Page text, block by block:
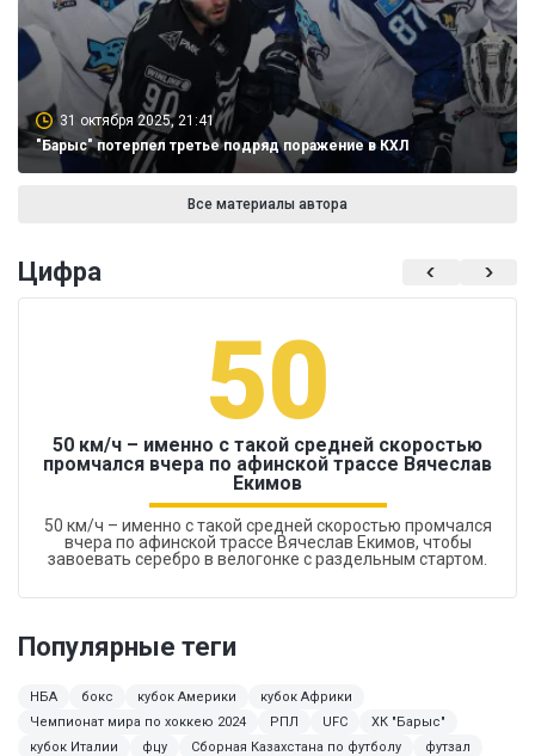
31 октября 2025, 21:41
"Барыс" потерпел третье подряд поражение в КХЛ
Все материалы автора
Цифра
50
50 км/ч – именно с такой средней скоростью
промчался вчера по афинской трассе Вячеслав
Екимов
50 км/ч – именно с такой средней скоростью промчался
вчера по афинской трассе Вячеслав Екимов, чтобы
завоевать серебро в велогонке с раздельным стартом.
Популярные теги
НБА бокс кубок Америки
кубок Африки
Чемпионат мира по хоккею 2024
РПЛ UFC
ХК "Барыс"
кубок Италии
фцу Сборная Казахстана по футболу
футзал